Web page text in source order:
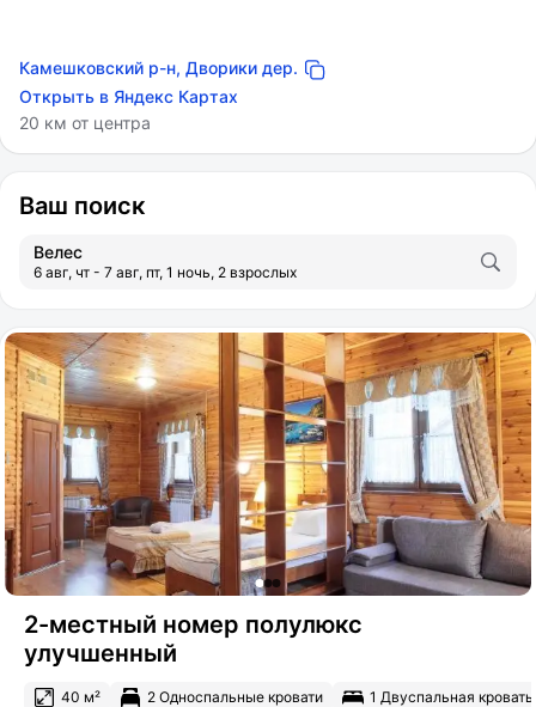
Камешковский р-н, Дворики дер.
Открыть в Яндекс Картах
20 км от центра
Ваш поиск
Велес
6 авг, чт - 7 авг, пт, 1 ночь, 2 взрослых
2-местный номер полулюкс
улучшенный
40 м² 2 Односпальные кровати
1 Двуспальная кровать